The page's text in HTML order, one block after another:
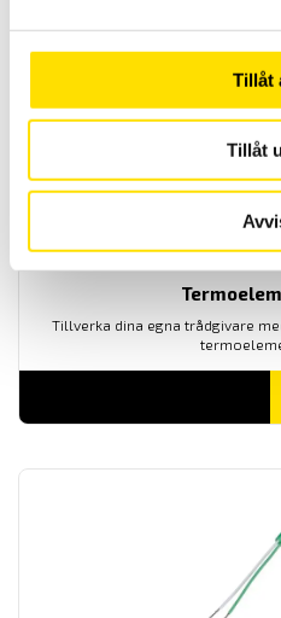
Tillåt
Tillåt
Tillverka dina egna trådgivare